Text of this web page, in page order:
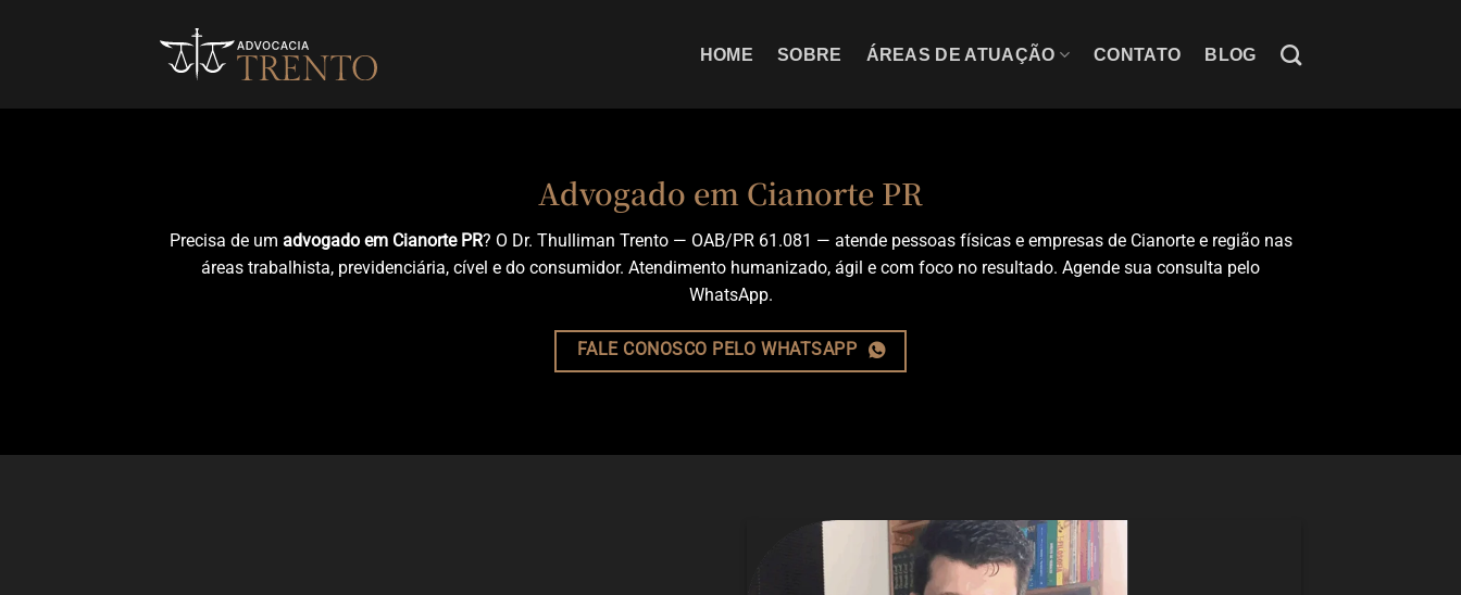
HOME SOBRE ÁREAS DE ATUAÇÃO CONTATO BLOG
Advogado em Cianorte PR
Precisa de um advogado em Cianorte PR? O Dr. Thulliman Trento — OAB/PR 61.081 — atende pessoas físicas e empresas de Cianorte e região nas
áreas trabalhista, previdenciária, cível e do consumidor. Atendimento humanizado, ágil e com foco no resultado. Agende sua consulta pelo
WhatsApp.
FALE CONOSCO PELO WHATSAPP